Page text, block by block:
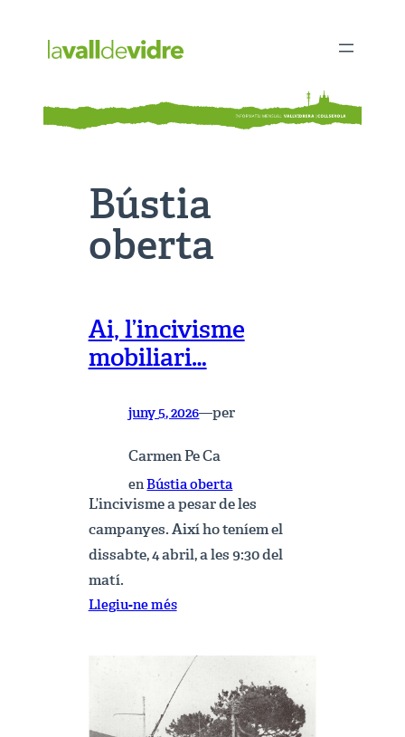
Bústia
oberta
Ai, l’incivisme
mobiliari…
juny 5, 2026—per
Carmen Pe Ca
enBústia oberta
L’incivisme a pesar de les
campanyes. Així ho teníem el
dissabte, 4 abril, a les 9:30 del
matí.
Llegiu-ne més:
l’incivisme
mobiliari…